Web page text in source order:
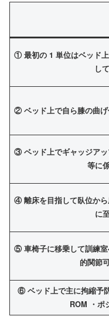
① 最初の 1 単位はベッド
し
② ベッド上で自ら膝の曲
③ ベッド上でギャッジア
等に
④ 離床を目指して臥位か
に
⑤ 車椅子に移乗して訓練
的関節
⑥ ベッド上で主に拘縮予
ROM ・ポ